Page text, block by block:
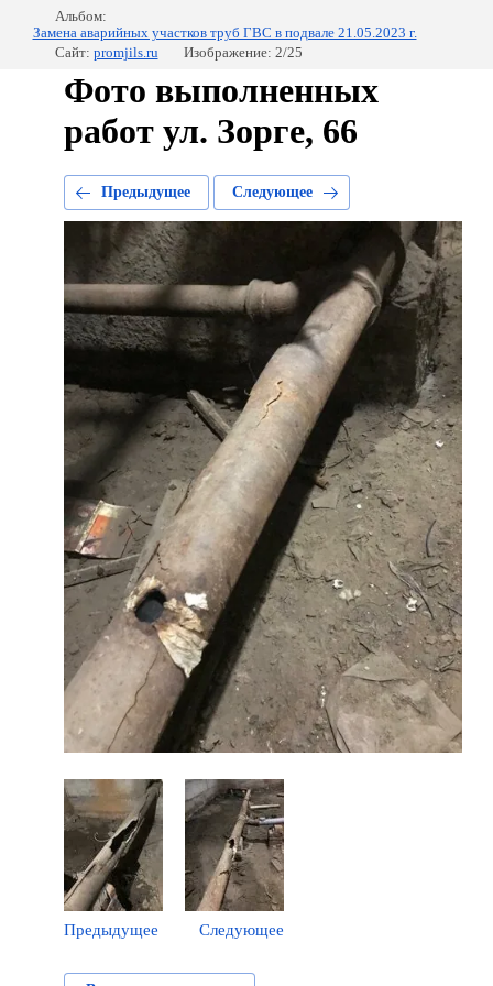
Альбом:
Замена аварийных участков труб ГВС в подвале 21.05.2023 г.
Сайт: promjils.ru Изображение: 2/25
Фото выполненных
работ ул. Зорге, 66
Предыдущее Следующее
Предыдущее Следующее